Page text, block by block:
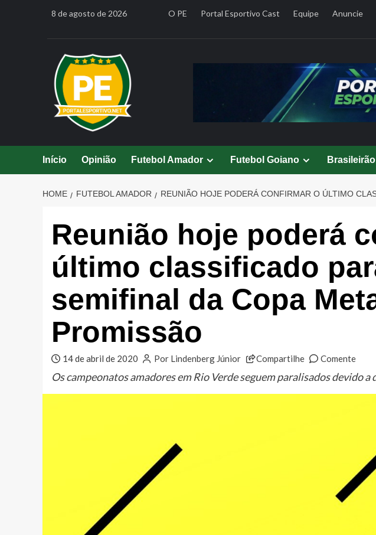
8 de agosto de 2026 O PE Portal Esportivo Cast Equipe Anuncie
Início Opinião Futebol Amador Futebol Goiano Brasileirão
HOME FUTEBOL AMADOR REUNIÃO HOJE PODERÁ CONFIRMAR O ÚLTIMO
Reunião hoje poderá
último classificado
semifinal da Copa
Promissão
14 de abril de 2020 Por Lindenberg Júnior Compartilhe Comente
Os campeonatos amadores em Rio Verde seguem paralisados devido